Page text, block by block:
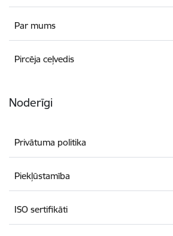
Par mums
Pircēja ceļvedis
Noderīgi
Privātuma politika
Piekļūstamība
ISO sertifikāti